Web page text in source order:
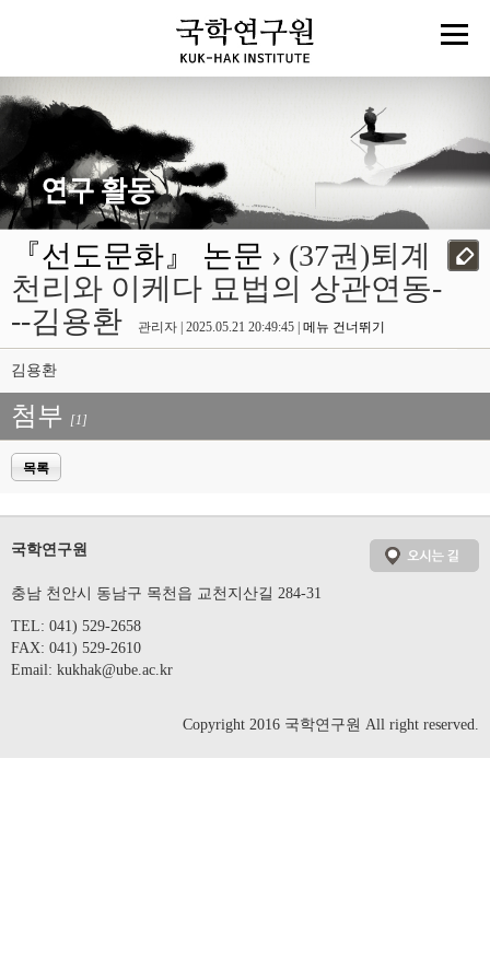
『선도문화』 논문 › (37권)퇴계
천리와 이케다 묘법의 상관연동-
--김용환
관리자 | 2025.05.21 20:49:45 | 메뉴 건너뛰기
김용환
첨부 [1]
목록
국학연구원
충남 천안시 동남구 목천읍 교천지산길 284-31
TEL: 041) 529-2658
FAX: 041) 529-2610
Email: kukhak@ube.ac.kr
Copyright 2016 국학연구원 All right reserved.